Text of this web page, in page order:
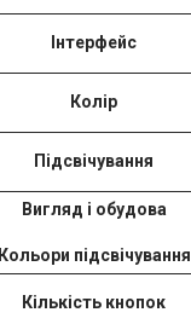
Інтерфейс
Колір
Підсвічування
Вигляд i обудова
Кольори підсвічування
Кількість кнопок